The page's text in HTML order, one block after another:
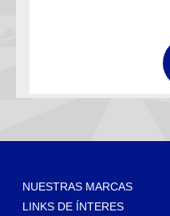
NUESTRAS MARCAS
LINKS DE ÍNTERES